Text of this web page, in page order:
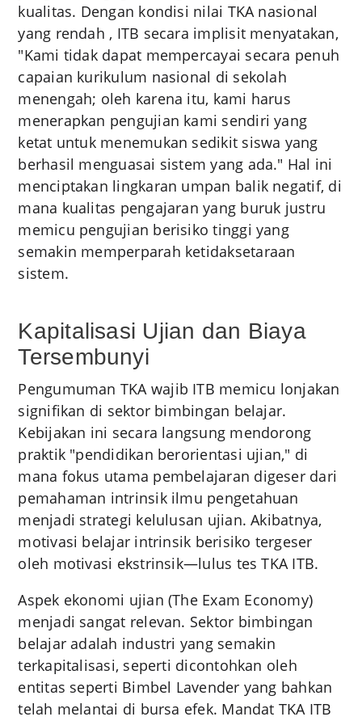
kualitas. Dengan kondisi nilai TKA nasional
yang rendah , ITB secara implisit menyatakan,
"Kami tidak dapat mempercayai secara penuh
capaian kurikulum nasional di sekolah
menengah; oleh karena itu, kami harus
menerapkan pengujian kami sendiri yang
ketat untuk menemukan sedikit siswa yang
berhasil menguasai sistem yang ada." Hal ini
menciptakan lingkaran umpan balik negatif, di
mana kualitas pengajaran yang buruk justru
memicu pengujian berisiko tinggi yang
semakin memperparah ketidaksetaraan
sistem.
Kapitalisasi Ujian dan Biaya
Tersembunyi
Pengumuman TKA wajib ITB memicu lonjakan
signifikan di sektor bimbingan belajar.
Kebijakan ini secara langsung mendorong
praktik "pendidikan berorientasi ujian," di
mana fokus utama pembelajaran digeser dari
pemahaman intrinsik ilmu pengetahuan
menjadi strategi kelulusan ujian. Akibatnya,
motivasi belajar intrinsik berisiko tergeser
oleh motivasi ekstrinsik—lulus tes TKA ITB.
Aspek ekonomi ujian (The Exam Economy)
menjadi sangat relevan. Sektor bimbingan
belajar adalah industri yang semakin
terkapitalisasi, seperti dicontohkan oleh
entitas seperti Bimbel Lavender yang bahkan
telah melantai di bursa efek. Mandat TKA ITB